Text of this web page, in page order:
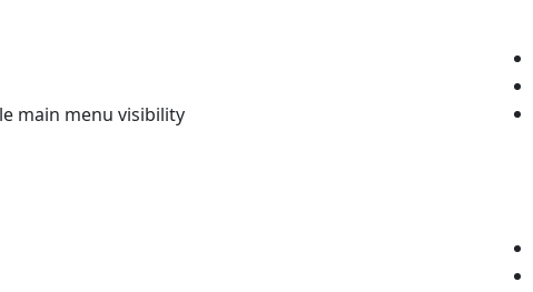
main menu visibility